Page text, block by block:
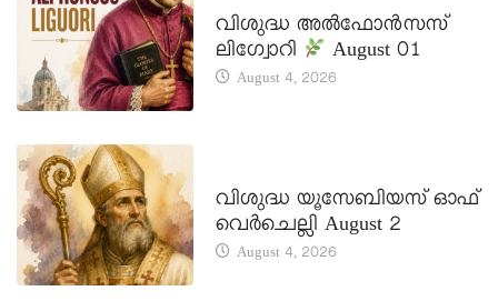
വിശുദ്ധ അൽഫോൻസസ്
ലിഗ്വോറി
August 01
August 4, 2026
വിശുദ്ധ യൂസേബിയസ് ഓഫ്
വെർചെല്ലി August 2
August 4, 2026